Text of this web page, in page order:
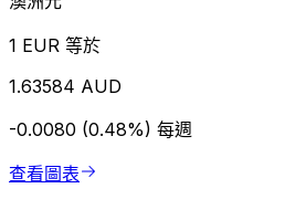
1 EUR 等於
1.63584 AUD
-0.0080 (0.48%) 每週
查看圖表